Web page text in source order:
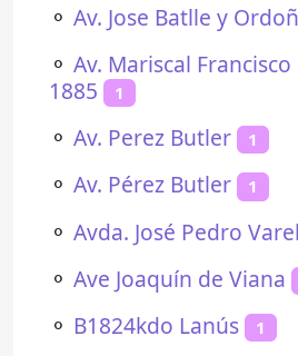
⚬ Av. Jose Batlle y
⚬ Av. Mariscal
1885
1
⚬ Av. Perez Butler 1
⚬ Av. Pérez Butler 1
⚬ Avda. José Pedro
⚬ Ave Joaquín de Viana
⚬ B1824kdo Lanús 1